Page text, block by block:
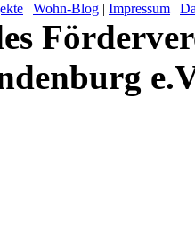
| Wohn-Blog | Impressum |